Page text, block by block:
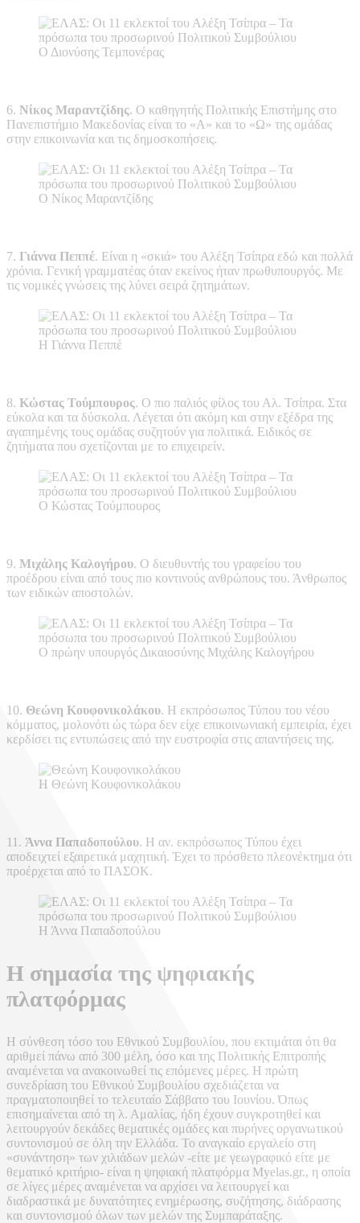
Ο Διονύσης Τεμπονέρας
6. Νίκος Μαραντζίδης. Ο καθηγητής Πολιτικής Επιστήμης στο
Πανεπιστήμιο Μακεδονίας είναι το «Α» και το «Ω» της ομάδας
στην επικοινωνία και τις δημοσκοπήσεις.
Ο Νίκος Μαραντζίδης
7. Γιάννα Πεππέ. Είναι η «σκιά» του Αλέξη Τσίπρα εδώ και πολλά
χρόνια. Γενική γραμματέας όταν εκείνος ήταν πρωθυπουργός. Με
τις νομικές γνώσεις της λύνει σειρά ζητημάτων.
Η Γιάννα Πεππέ
8. Κώστας Τούμπουρος. Ο πιο παλιός φίλος του Αλ. Τσίπρα. Στα
εύκολα και τα δύσκολα. Λέγεται ότι ακόμη και στην εξέδρα της
αγαπημένης τους ομάδας συζητούν για πολιτικά. Ειδικός σε
ζητήματα που σχετίζονται με το επιχειρείν.
Ο Κώστας Τούμπουρος
9. Μιχάλης Καλογήρου. Ο διευθυντής του γραφείου του
προέδρου είναι από τους πιο κοντινούς ανθρώπους του. Άνθρωπος
των ειδικών αποστολών.
Ο πρώην υπουργός Δικαιοσύνης Μιχάλης Καλογήρου
10. Θεώνη Κουφονικολάκου. Η εκπρόσωπος Τύπου του νέου
κόμματος, μολονότι ώς τώρα δεν είχε επικοινωνιακή εμπειρία, έχει
κερδίσει τις εντυπώσεις από την ευστροφία στις απαντήσεις της.
Η Θεώνη Κουφονικολάκου
11. Άννα Παπαδοπούλου. Η αν. εκπρόσωπος Τύπου έχει
αποδειχτεί εξαιρετικά μαχητική. Έχει το πρόσθετο πλεονέκτημα ότι
προέρχεται από το ΠΑΣΟΚ.
Η Άννα Παπαδοπούλου
Η σημασία της ψηφιακής
πλατφόρμας
Η σύνθεση τόσο του Εθνικού Συμβουλίου, που εκτιμάται ότι θα
αριθμεί πάνω από 300 μέλη, όσο και της Πολιτικής Επιτροπής
αναμένεται να ανακοινωθεί τις επόμενες μέρες. H πρώτη
συνεδρίαση του Εθνικού Συμβουλίου σχεδιάζεται να
πραγματοποιηθεί το τελευταίο Σάββατο του Ιουνίου. Όπως
επισημαίνεται από τη λ. Αμαλίας, ήδη έχουν συγκροτηθεί και
λειτουργούν δεκάδες θεματικές ομάδες και πυρήνες οργανωτικού
συντονισμού σε όλη την Ελλάδα. Το αναγκαίο εργαλείο στη
«συνάντηση» των χιλιάδων μελών -είτε με γεωγραφικό είτε με
θεματικό κριτήριο- είναι η ψηφιακή πλατφόρμα Myelas.gr., η οποία
σε λίγες μέρες αναμένεται να αρχίσει να λειτουργεί και
διαδραστικά με δυνατότητες ενημέρωσης, συζήτησης, διάδρασης
και συντονισμού όλων των μελών της Συμπαράταξης.